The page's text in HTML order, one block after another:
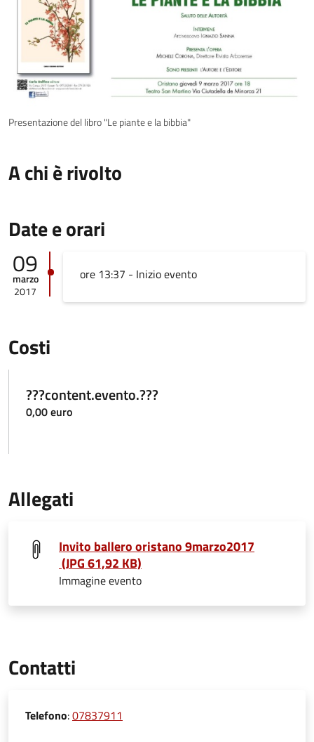
Presentazione del libro "Le piante e la bibbia"
A chi è rivolto
Date e orari
09
marzo
2017
ore 13:37 - Inizio evento
Costi
???content.evento.???
0,00 euro
Allegati
Invito ballero oristano 9marzo2017
(JPG 61,92 KB)
Immagine evento
Contatti
Telefono:07837911